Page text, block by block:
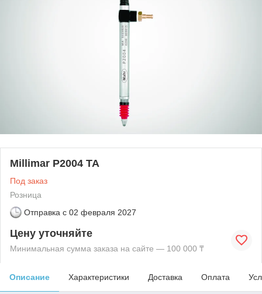
Millimar P2004 ТА
Под заказ
Розница
Отправка с 02 февраля 2027
Цену уточняйте
Минимальная сумма заказа на сайте — 100 000 ₸
Описание Характеристики Доставка Оплата